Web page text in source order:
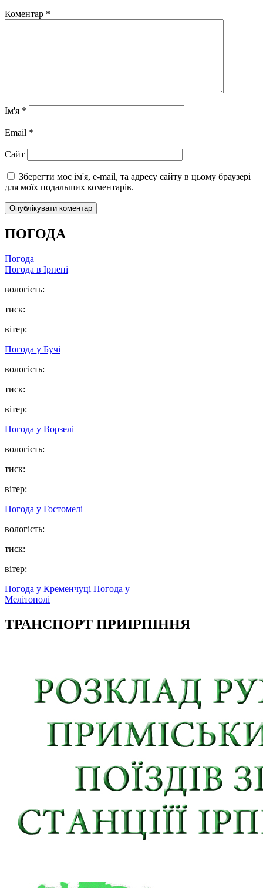
Коментар *
Ім'я *
Email *
Сайт
Зберегти моє ім'я, e-mail, та адресу сайту в цьому браузері
для моїх подальших коментарів.
ПОГОДА
Погода
Погода в Ірпені
вологість:
тиск:
вітер:
Погода у Бучі
вологість:
тиск:
вітер:
Погода у Ворзелі
вологість:
тиск:
вітер:
Погода у Гостомелі
вологість:
тиск:
вітер:
Погода у Кременчуці Погода у
Мелітополі
ТРАНСПОРТ ПРИІРПІННЯ